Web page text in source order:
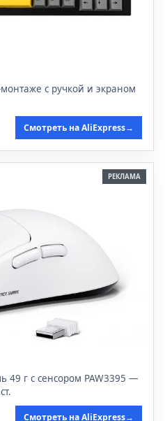
монтаже с ручкой и экраном
Смотреть на AliExpress→
РЕКЛАМА
49 г с сенсором PAW3395 —
Смотреть на AliExpress→